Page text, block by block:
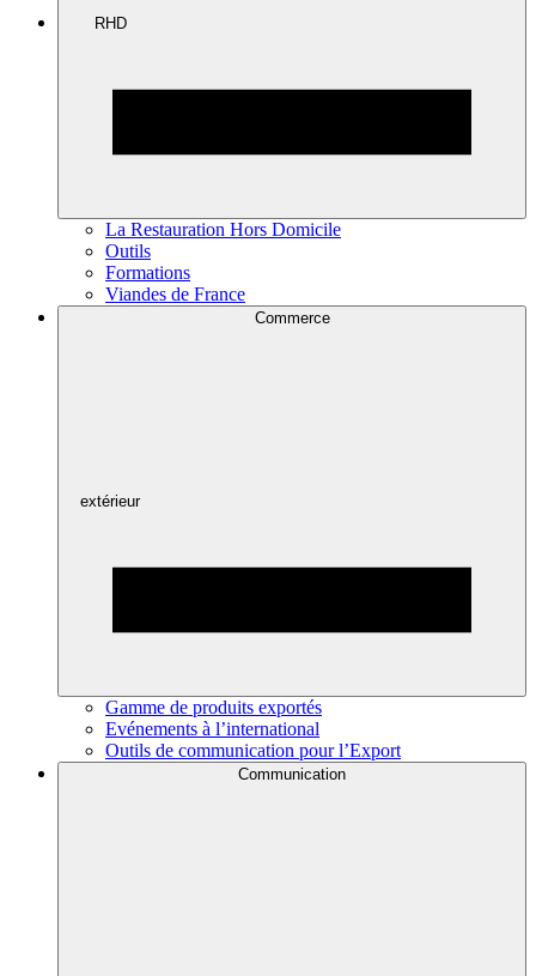
RHD
La Restauration Hors Domicile
Outils
Formations
Viandes de France
Commerce
extérieur
Gamme de produits exportés
Evénements à l’international
Outils de communication pour l’Export
Communication